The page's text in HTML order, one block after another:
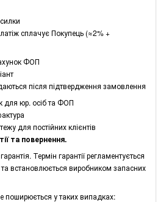
сплачує Покупець (≈2% +
ФОП
після підтвердження замовлення
для юр. осіб та ФОП
для постійних клієнтів
та повернення.
Термін гарантії регламентується
встановлюється виробником запасних
поширюється у таких випадках: